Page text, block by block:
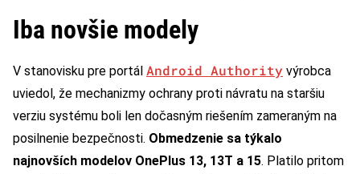
Iba novšie modely
V stanovisku pre portál Android Authority výrobca
uviedol, že mechanizmy ochrany proti návratu na staršiu
verziu systému boli len dočasným riešením zameraným na
posilnenie bezpečnosti. Obmedzenie sa týkalo
najnovších modelov OnePlus 13, 13T a 15. Platilo pritom